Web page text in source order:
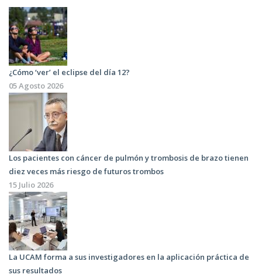
¿Cómo ‘ver’ el eclipse del día 12?
05 Agosto 2026
Los pacientes con cáncer de pulmón y trombosis de brazo tienen
diez veces más riesgo de futuros trombos
15 Julio 2026
La UCAM forma a sus investigadores en la aplicación práctica de
sus resultados